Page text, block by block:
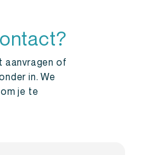
aanvragen of
in. We
je te